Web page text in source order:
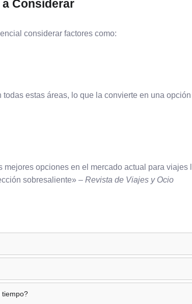
Considerar
considerar factores como:
todas estas áreas, lo que la convierte en una
mejores opciones en el mercado actual para viajes
sobresaliente» – Revista de Viajes y Ocio
tiempo?